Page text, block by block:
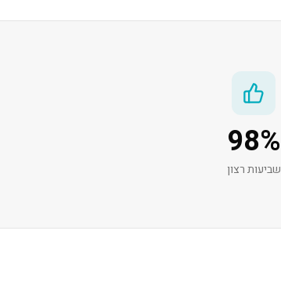
98%
שביעות רצון